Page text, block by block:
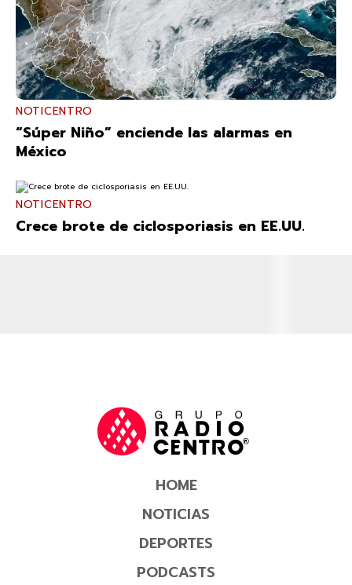
NOTICENTRO
“Súper Niño” enciende las alarmas en
México
NOTICENTRO
Crece brote de ciclosporiasis en EE.UU.
HOME
NOTICIAS
DEPORTES
PODCASTS